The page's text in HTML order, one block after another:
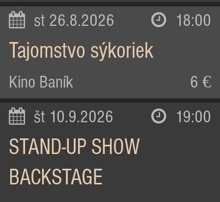
st 26.8.2026 18:00
Tajomstvo sýkoriek
Kino Baník 6 €
št 10.9.2026 19:00
STAND-UP SHOW
BACKSTAGE